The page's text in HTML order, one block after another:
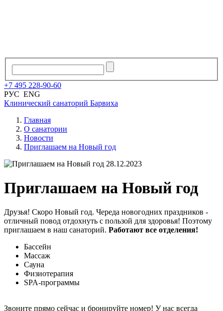
+7 495 228-90-60
РУС ENG
Клинический санаторий Барвиха
Главная
О санатории
Новости
Приглашаем на Новый год
28.12.2023
Приглашаем на Новый год
Друзья! Скоро Новый год. Череда новогодних праздников -
отличный повод отдохнуть с пользой для здоровья! Поэтому
приглашаем в наш санаторий. Работают все отделения!
Бассейн
Массаж
Сауна
Физиотерапия
SPA-программы
Звоните прямо сейчас и бронируйте номер! У нас всегда